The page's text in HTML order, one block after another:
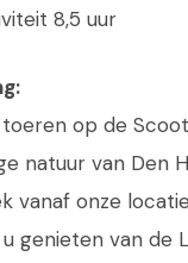
8,5 uur
toeren op de
natuur van Den
vanaf onze
genieten van de